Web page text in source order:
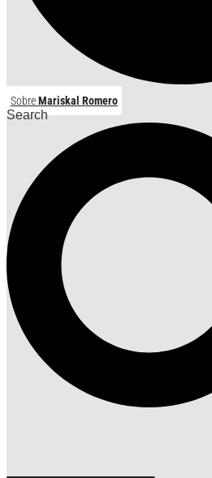
SobreMariskal Romero
Search